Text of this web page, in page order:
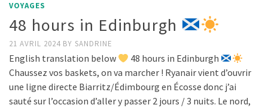
VOYAGES
48 hours in Edinburgh
21 AVRIL 2024 BY SANDRINE
English translation below
48 hours in Edinburgh
Chaussez vos baskets, on va marcher ! Ryanair vient d’ouvrir
une ligne directe Biarritz/Édimbourg en Écosse donc j’ai
sauté sur l’occasion d’aller y passer 2 jours / 3 nuits. Le nord,